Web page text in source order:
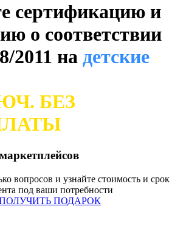
сертификацию и
о соответствии
2011 на детские
БЕЗ
вопросов и узнайте стоимость и срок
под ваши потребности
ПОДАРОК